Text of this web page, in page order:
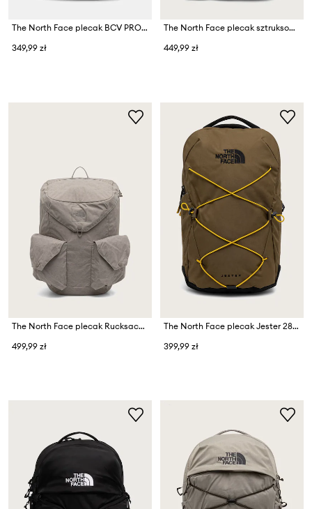
The North Face plecak BCV PRO LIGHTWEIGHT PACK 15L
349,99 zł
The North Face plecak sztruksowy Jester 28L
449,99 zł
The North Face plecak Rucksack 30L
499,99 zł
The North Face plecak Jester 28L
399,99 zł